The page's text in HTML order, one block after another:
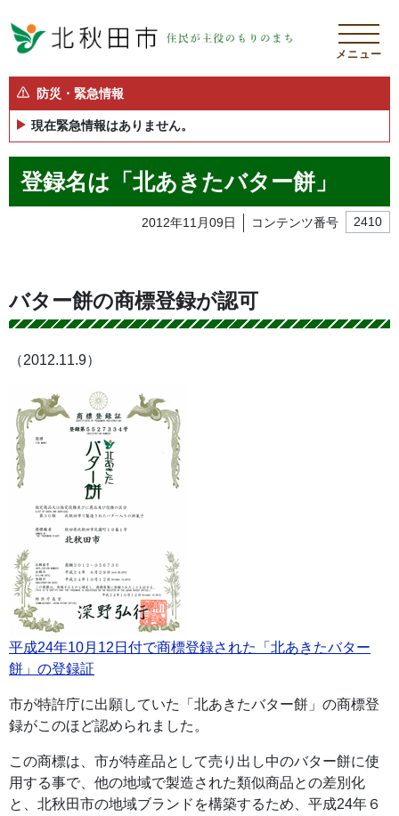
メニュー
防災・緊急情報
現在緊急情報はありません。
登録名は「北あきたバター餅」
2012年11月09日 コンテンツ番号 2410
バター餅の商標登録が認可
（2012.11.9）
平成24年10月12日付で商標登録された「北あきたバター
餅」の登録証
市が特許庁に出願していた「北あきたバター餅」の商標登
録がこのほど認められました。
この商標は、市が特産品として売り出し中のバター餅に使
用する事で、他の地域で製造された類似商品との差別化
と、北秋田市の地域ブランドを構築するため、平成24年６